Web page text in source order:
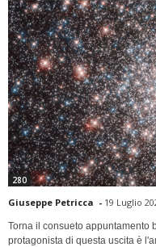
280
Giuseppe Petricca - 19 Luglio
Torna il consueto appuntamento
protagonista di questa uscita è